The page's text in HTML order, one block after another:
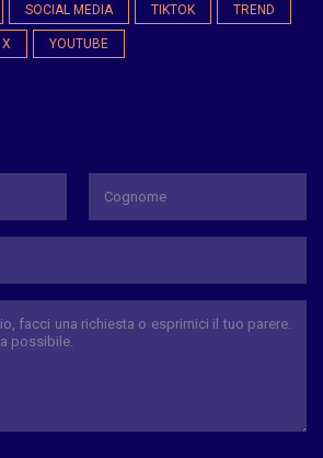
SOCIAL MEDIA TIKTOK TREND
X YOUTUBE